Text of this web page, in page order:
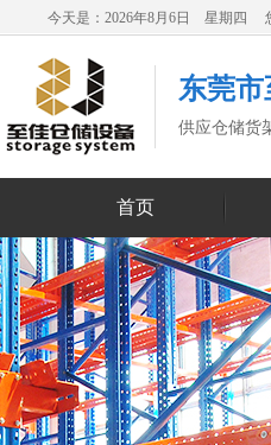
今天是：2026年8月6日 星期四
东莞
供应仓储货
首页